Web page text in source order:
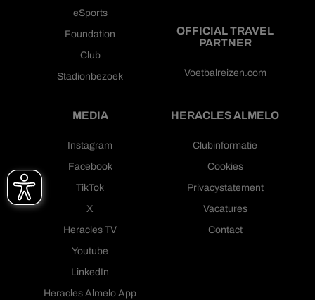
eSports
Foundation
Club
Stadionbezoek
OFFICIAL TRAVEL
PARTNER
Voetbalreizen.com
MEDIA
Instagram
Facebook
TikTok
X
Heracles TV
Youtube
LinkedIn
Heracles Almelo App
HERACLES ALMELO
Clubinformatie
Cookies
Privacystatement
Vacatures
Contact